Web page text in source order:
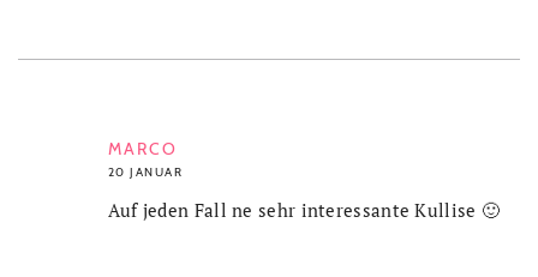
MARCO
20 JANUAR
Auf jeden Fall ne sehr interessante Kullise 🙂